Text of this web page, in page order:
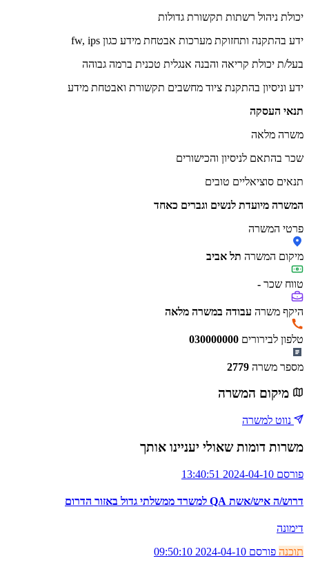
יכולת ניהול רשתות תקשורת גדולות
ידע בהתקנה ותחזוקת מערכות אבטחת מידע כגון fw, ips
בעל/ת יכולת קריאה והבנה אנגלית טכנית ברמה גבוהה
ידע וניסיון בהתקנת ציוד מחשבים תקשורת ואבטחת מידע
תנאי העסקה
משרה מלאה
שכר בהתאם לניסיון והכישורים
תנאים סוציאליים טובים
המשרה מיועדת לנשים וגברים כאחד
פרטי המשרה
מיקום המשרה תל אביב
טווח שכר -
היקף משרה עבודה במשרה מלאה
טלפון לבירורים 030000000
מספר משרה 2779
מיקום המשרה
נווט למשרה
משרות דומות שאולי יעניינו אותך
פורסם 2024-04-10 13:40:51
דרוש/ה איש/אשת QA למשרד ממשלתי גדול באזור הדרום
דימונה
תוכנה פורסם 2024-04-10 09:50:10